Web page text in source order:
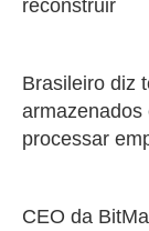
reconstruir
Brasileiro diz
armazenados
processar
CEO da